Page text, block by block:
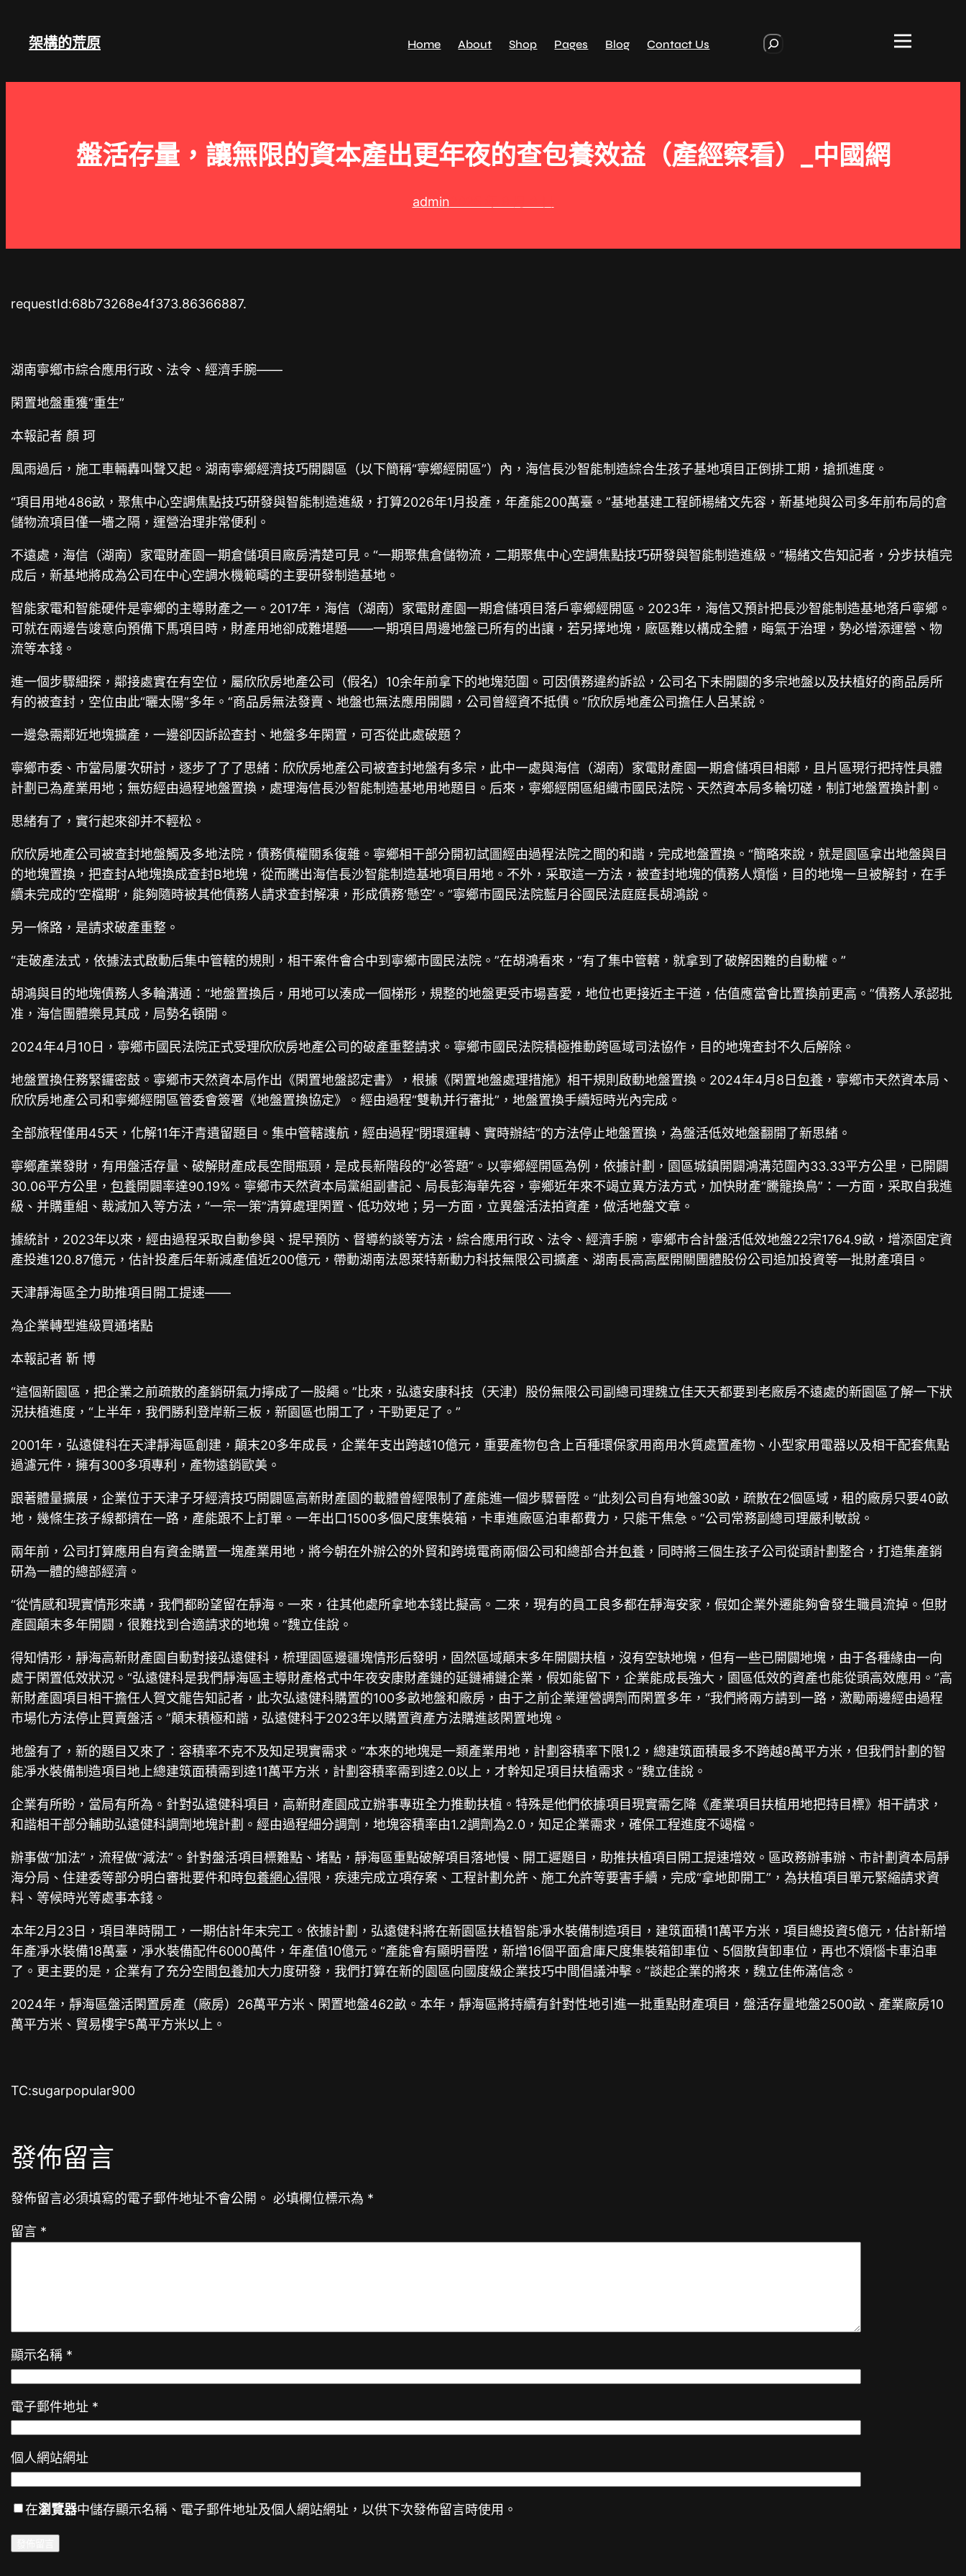
架構的荒原 Home About Shop Pages Blog Contact Us
r
盤活存量，讓無限的資本產出更年夜的查包養效益（產經察看）_中國網
admin
requestId:68b73268e4f373.86366887.
湖南寧鄉市綜合應用行政、法令、經濟手腕——
閑置地盤重獲“重生”
本報記者 顏 珂
風雨過后，施工車輛轟叫聲又起。湖南寧鄉經濟技巧開闢區（以下簡稱“寧鄉經開區”）內，海信長沙智能制造綜合生孩子基地項目正倒排工期，搶抓進度。
“項目用地486畝，聚焦中心空調焦點技巧研發與智能制造進級，打算2026年1月投產，年產能200萬臺。”基地基建工程師楊緒文先容，新基地與公司多年前布局的倉
儲物流項目僅一墻之隔，運營治理非常便利。
不遠處，海信（湖南）家電財產園一期倉儲項目廠房清楚可見。“一期聚焦倉儲物流，二期聚焦中心空調焦點技巧研發與智能制造進級。”楊緒文告知記者，分步扶植完
成后，新基地將成為公司在中心空調水機範疇的主要研發制造基地。
智能家電和智能硬件是寧鄉的主導財產之一。2017年，海信（湖南）家電財產園一期倉儲項目落戶寧鄉經開區。2023年，海信又預計把長沙智能制造基地落戶寧鄉。
可就在兩邊告竣意向預備下馬項目時，財產用地卻成難堪題——一期項目周邊地盤已所有的出讓，若另擇地塊，廠區難以構成全體，晦氣于治理，勢必增添運營、物
流等本錢。
進一個步驟細探，鄰接處實在有空位，屬欣欣房地產公司（假名）10余年前拿下的地塊范圍。可因債務違約訴訟，公司名下未開闢的多宗地盤以及扶植好的商品房所
有的被查封，空位由此“曬太陽”多年。“商品房無法發賣、地盤也無法應用開闢，公司曾經資不抵債。”欣欣房地產公司擔任人呂某說。
一邊急需鄰近地塊擴產，一邊卻因訴訟查封、地盤多年閑置，可否從此處破題？
寧鄉市委、市當局屢次研討，逐步了了了思緒：欣欣房地產公司被查封地盤有多宗，此中一處與海信（湖南）家電財產園一期倉儲項目相鄰，且片區現行把持性具體
計劃已為產業用地；無妨經由過程地盤置換，處理海信長沙智能制造基地用地題目。后來，寧鄉經開區組織市國民法院、天然資本局多輪切磋，制訂地盤置換計劃。
思緒有了，實行起來卻并不輕松。
欣欣房地產公司被查封地盤觸及多地法院，債務債權關系復雜。寧鄉相干部分開初試圖經由過程法院之間的和諧，完成地盤置換。“簡略來說，就是園區拿出地盤與目
的地塊置換，把查封A地塊換成查封B地塊，從而騰出海信長沙智能制造基地項目用地。不外，采取這一方法，被查封地塊的債務人煩惱，目的地塊一旦被解封，在手
續未完成的‘空檔期’，能夠隨時被其他債務人請求查封解凍，形成債務‘懸空’。”寧鄉市國民法院藍月谷國民法庭庭長胡鴻說。
另一條路，是請求破產重整。
“走破產法式，依據法式啟動后集中管轄的規則，相干案件會合中到寧鄉市國民法院。”在胡鴻看來，“有了集中管轄，就拿到了破解困難的自動權。”
胡鴻與目的地塊債務人多輪溝通：“地盤置換后，用地可以湊成一個梯形，規整的地盤更受市場喜愛，地位也更接近主干道，估值應當會比置換前更高。”債務人承認批
准，海信團體樂見其成，局勢名頓開。
2024年4月10日，寧鄉市國民法院正式受理欣欣房地產公司的破產重整請求。寧鄉市國民法院積極推動跨區域司法協作，目的地塊查封不久后解除。
地盤置換任務緊鑼密鼓。寧鄉市天然資本局作出《閑置地盤認定書》，根據《閑置地盤處理措施》相干規則啟動地盤置換。2024年4月8日包養 ，寧鄉市天然資本局、
欣欣房地產公司和寧鄉經開區管委會簽署《地盤置換協定》。經由過程“雙軌并行審批”，地盤置換手續短時光內完成。
全部旅程僅用45天，化解11年汗青遺留題目。集中管轄護航，經由過程“閉環運轉、實時辦結”的方法停止地盤置換，為盤活低效地盤翻開了新思緒。
寧鄉產業發財，有用盤活存量、破解財產成長空間瓶頸，是成長新階段的“必答題”。以寧鄉經開區為例，依據計劃，園區城鎮開闢鴻溝范圍內33.33平方公里，已開闢
30.06平方公里，包養開闢率達90.19%。寧鄉市天然資本局黨組副書記、局長彭海華先容，寧鄉近年來不竭立異方法方式，加快財產“騰籠換鳥”：一方面，采取自我進
級、并購重組、裁減加入等方法，“一宗一策”清算處理閑置、低功效地；另一方面，立異盤活法拍資產，做活地盤文章。
據統計，2023年以來，經由過程采取自動參與、提早預防、督導約談等方法，綜合應用行政、法令、經濟手腕，寧鄉市合計盤活低效地盤22宗1764.9畝，增添固定資
產投進120.87億元，估計投產后年新減產值近200億元，帶動湖南法恩萊特新動力科技無限公司擴產、湖南長高高壓開關團體股份公司追加投資等一批財產項目。
天津靜海區全力助推項目開工提速——
為企業轉型進級買通堵點
本報記者 靳 博
“這個新園區，把企業之前疏散的產銷研氣力擰成了一股繩。”比來，弘遠安康科技（天津）股份無限公司副總司理魏立佳天天都要到老廠房不遠處的新園區了解一下狀
況扶植進度，“上半年，我們勝利登岸新三板，新園區也開工了，干勁更足了。”
2001年，弘遠健科在天津靜海區創建，顛末20多年成長，企業年支出跨越10億元，重要產物包含上百種環保家用商用水質處置產物、小型家用電器以及相干配套焦點
過濾元件，擁有300多項專利，產物遠銷歐美。
跟著體量擴展，企業位于天津子牙經濟技巧開闢區高新財產園的載體曾經限制了產能進一個步驟晉陞。“此刻公司自有地盤30畝，疏散在2個區域，租的廠房只要40畝
地，幾條生孩子線都擠在一路，產能跟不上訂單。一年出口1500多個尺度集裝箱，卡車進廠區泊車都費力，只能干焦急。”公司常務副總司理嚴利敏說。
兩年前，公司打算應用自有資金購置一塊產業用地，將今朝在外辦公的外貿和跨境電商兩個公司和總部合并包養 ，同時將三個生孩子公司從頭計劃整合，打造集產銷
研為一體的總部經濟。
“從情感和現實情形來講，我們都盼望留在靜海。一來，往其他處所拿地本錢比擬高。二來，現有的員工良多都在靜海安家，假如企業外遷能夠會發生職員流掉。但財
產園顛末多年開闢，很難找到合適請求的地塊。”魏立佳說。
得知情形，靜海高新財產園自動對接弘遠健科，梳理園區邊疆塊情形后發明，固然區域顛末多年開闢扶植，沒有空缺地塊，但有一些已開闢地塊，由于各種緣由一向
處于閑置低效狀況。“弘遠健科是我們靜海區主導財產格式中年夜安康財產鏈的延鏈補鏈企業，假如能留下，企業能成長強大，園區低效的資產也能從頭高效應用。”高
新財產園項目相干擔任人賀文龍告知記者，此次弘遠健科購置的100多畝地盤和廠房，由于之前企業運營調劑而閑置多年，“我們將兩方請到一路，激勵兩邊經由過程
市場化方法停止買賣盤活。”顛末積極和諧，弘遠健科于2023年以購置資產方法購進該閑置地塊。
地盤有了，新的題目又來了：容積率不克不及知足現實需求。“本來的地塊是一類產業用地，計劃容積率下限1.2，總建筑面積最多不跨越8萬平方米，但我們計劃的智
能凈水裝備制造項目地上總建筑面積需到達11萬平方米，計劃容積率需到達2.0以上，才幹知足項目扶植需求。”魏立佳說。
企業有所盼，當局有所為。針對弘遠健科項目，高新財產園成立辦事專班全力推動扶植。特殊是他們依據項目現實需乞降《產業項目扶植用地把持目標》相干請求，
和諧相干部分輔助弘遠健科調劑地塊計劃。經由過程細分調劑，地塊容積率由1.2調劑為2.0，知足企業需求，確保工程進度不竭檔。
辦事做“加法”，流程做“減法”。針對盤活項目標難點、堵點，靜海區重點破解項目落地慢、開工遲題目，助推扶植項目開工提速增效。區政務辦事辦、市計劃資本局靜
海分局、住建委等部分明白審批要件和時包養網心得限，疾速完成立項存案、工程計劃允許、施工允許等要害手續，完成“拿地即開工”，為扶植項目單元緊縮請求資
料、等候時光等處事本錢。
本年2月23日，項目準時開工，一期估計年末完工。依據計劃，弘遠健科將在新園區扶植智能凈水裝備制造項目，建筑面積11萬平方米，項目總投資5億元，估計新增
年產凈水裝備18萬臺，凈水裝備配件6000萬件，年產值10億元。“產能會有顯明晉陞，新增16個平面倉庫尺度集裝箱卸車位、5個散貨卸車位，再也不煩惱卡車泊車
了。更主要的是，企業有了充分空間包養加大力度研發，我們打算在新的園區向國度級企業技巧中間倡議沖擊。”談起企業的將來，魏立佳佈滿信念。
2024年，靜海區盤活閑置房產（廠房）26萬平方米、閑置地盤462畝。本年，靜海區將持續有針對性地引進一批重點財產項目，盤活存量地盤2500畝、產業廠房10
萬平方米、貿易樓宇5萬平方米以上。
TC:sugarpopular900
發佈留言
發佈留言必須填寫的電子郵件地址不會公開。 必填欄位標示為 *
留言 *
顯示名稱 *
電子郵件地址 *
個人網站網址
在瀏覽器中儲存顯示名稱、電子郵件地址及個人網站網址，以供下次發佈留言時使用。